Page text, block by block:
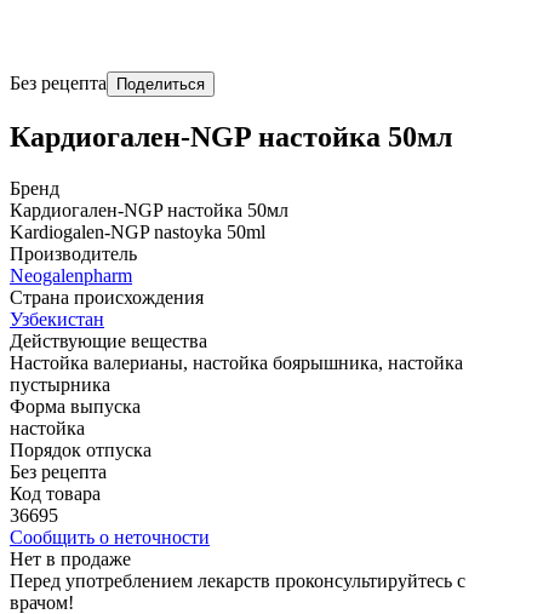
Без рецепта Поделиться
Кардиогален-NGP настойка 50мл
Бренд
Кардиогален-NGP настойка 50мл
Kardiogalen-NGP nastoyka 50ml
Производитель
Neogalenpharm
Страна происхождения
Узбекистан
Действующие вещества
Настойка валерианы, настойка боярышника, настойка
пустырника
Форма выпуска
настойка
Порядок отпуска
Без рецепта
Код товара
36695
Сообщить о неточности
Нет в продаже
Перед употреблением лекарств проконсультируйтесь с
врачом!